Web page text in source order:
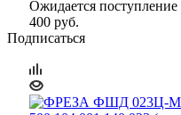
Ожидается поступление
400 руб.
Подписаться